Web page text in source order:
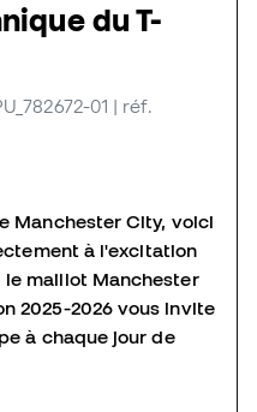
du T-
01 | réf.
Manchester City, voici
à l'excitation
le maillot Manchester
2025-2026 vous invite
à chaque jour de